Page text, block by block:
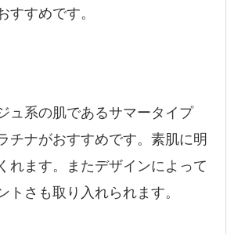
すすめです。
ュ系の肌であるサマータイプ
チナがおすすめです。素肌に明
れます。またデザインによって
トさも取り入れられます。